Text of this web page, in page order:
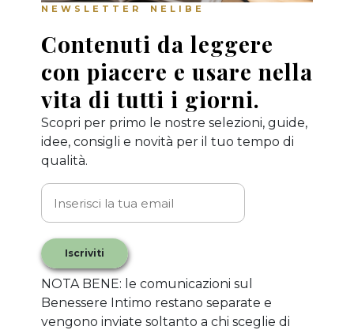
NEWSLETTER NELIBE
Contenuti da leggere
con piacere e usare nella
vita di tutti i giorni.
Scopri per primo le nostre selezioni, guide,
idee, consigli e novità per il tuo tempo di
qualità.
Iscriviti
NOTA BENE: le comunicazioni sul
Benessere Intimo restano separate e
vengono inviate soltanto a chi sceglie di